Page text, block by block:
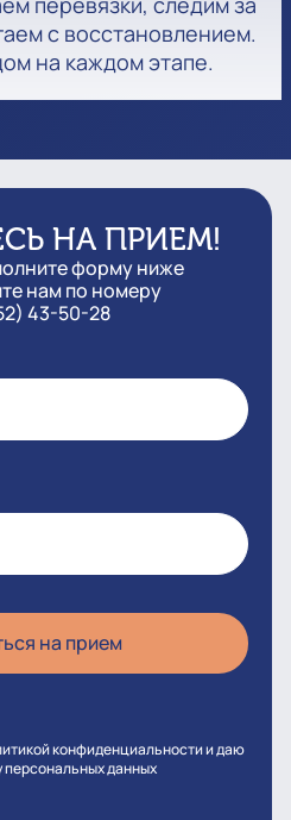
с восстановлением.
на каждом этапе.
НА ПРИЕМ!
форму ниже
нам по номеру
43-50-28
конфиденциальности и даю
персональных данных